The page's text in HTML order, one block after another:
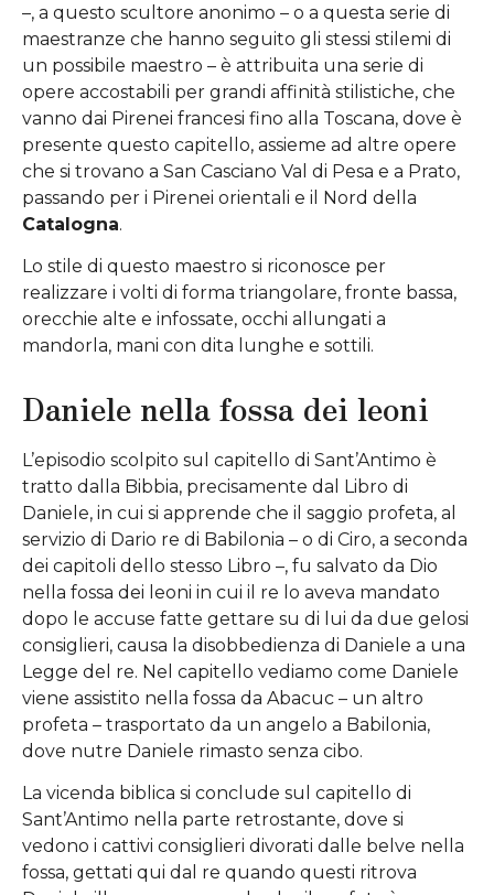
–, a questo scultore anonimo – o a questa serie di
maestranze che hanno seguito gli stessi stilemi di
un possibile maestro – è attribuita una serie di
opere accostabili per grandi affinità stilistiche, che
vanno dai Pirenei francesi fino alla Toscana, dove è
presente questo capitello, assieme ad altre opere
che si trovano a San Casciano Val di Pesa e a Prato,
passando per i Pirenei orientali e il Nord della
Catalogna.
Lo stile di questo maestro si riconosce per
realizzare i volti di forma triangolare, fronte bassa,
orecchie alte e infossate, occhi allungati a
mandorla, mani con dita lunghe e sottili.
Daniele nella fossa dei leoni
L’episodio scolpito sul capitello di Sant’Antimo è
tratto dalla Bibbia, precisamente dal Libro di
Daniele, in cui si apprende che il saggio profeta, al
servizio di Dario re di Babilonia – o di Ciro, a seconda
dei capitoli dello stesso Libro –, fu salvato da Dio
nella fossa dei leoni in cui il re lo aveva mandato
dopo le accuse fatte gettare su di lui da due gelosi
consiglieri, causa la disobbedienza di Daniele a una
Legge del re. Nel capitello vediamo come Daniele
viene assistito nella fossa da Abacuc – un altro
profeta – trasportato da un angelo a Babilonia,
dove nutre Daniele rimasto senza cibo.
La vicenda biblica si conclude sul capitello di
Sant’Antimo nella parte retrostante, dove si
vedono i cattivi consiglieri divorati dalle belve nella
fossa, gettati qui dal re quando questi ritrova